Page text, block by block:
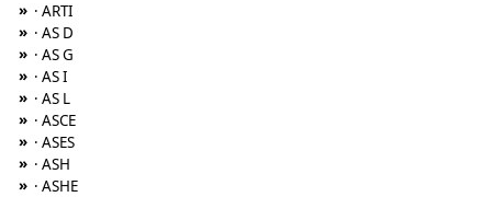
» · ARTI
» · AS D
» · AS G
» · AS I
» · AS L
» · ASCE
» · ASES
» · ASH
» · ASHE